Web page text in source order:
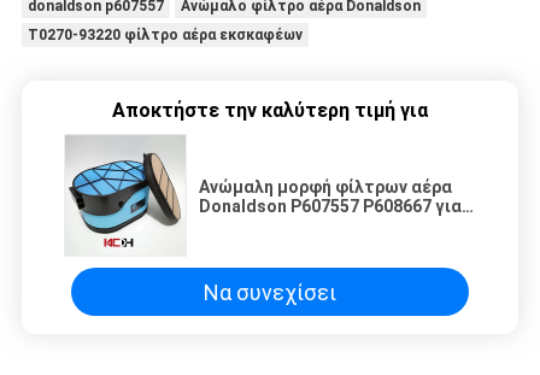
donaldson p607557
Ανώμαλο φίλτρο αέρα Donaldson
T0270-93220 φίλτρο αέρα εκσκαφέων
Αποκτήστε την καλύτερη τιμή για
Ανώμαλη μορφή φίλτρων αέρα
Donaldson P607557 P608667 για
Να συνεχίσει